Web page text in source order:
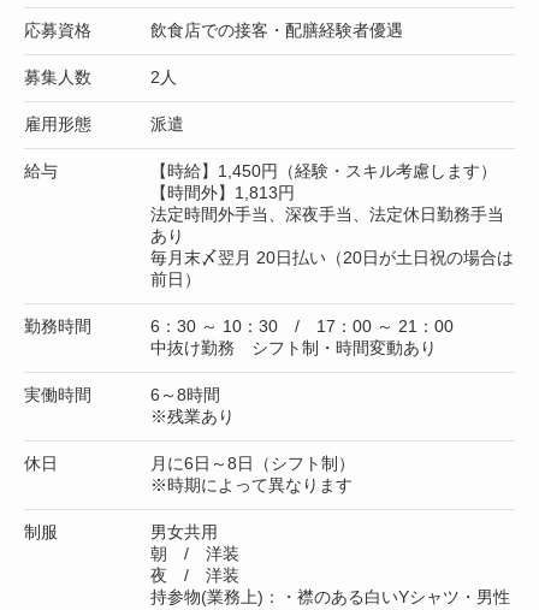
応募資格 飲食店での接客・配膳経験者優遇
募集人数 2人
雇用形態 派遣
給与
【時給】1,450円（経験・スキル考慮します）
【時間外】1,813円
法定時間外手当、深夜手当、法定休日勤務手当
あり
毎月末〆翌月 20日払い（20日が土日祝の場合は
前日）
勤務時間
6：30 ～ 10：30 / 17：00 ～ 21：00
中抜け勤務 シフト制・時間変動あり
実働時間
6～8時間
※残業あり
休日
月に6日～8日（シフト制）
※時期によって異なります
制服
男女共用
朝 / 洋装
夜 / 洋装
持参物(業務上)：・襟のある白いYシャツ・男性